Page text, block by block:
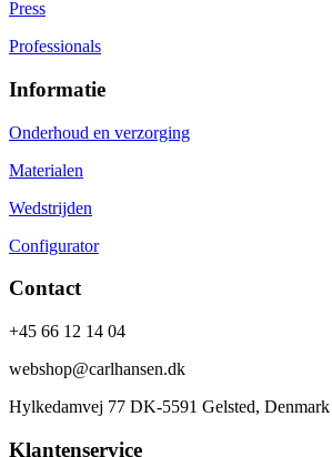
Press
Professionals
Informatie
Onderhoud en verzorging
Materialen
Wedstrijden
Configurator
Contact
+45 66 12 14 04
webshop@carlhansen.dk
Hylkedamvej 77 DK-5591 Gelsted, Denmark
Klantenservice